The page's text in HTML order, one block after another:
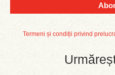
Termeni și condiții privind